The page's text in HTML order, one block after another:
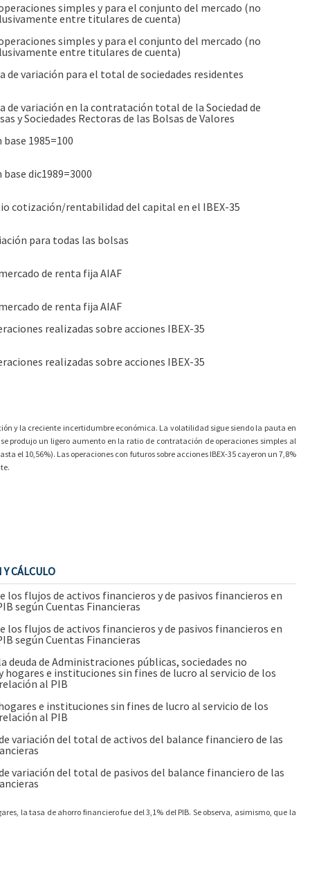
simples y para el conjunto del mercado (no
entre titulares de cuenta)
simples y para el conjunto del mercado (no
entre titulares de cuenta)
de variación para el total de sociedades residentes
de variación en la contratación total de la Sociedad de
y Sociedades Rectoras de las Bolsas de Valores
base 1985=100
base dic1989=3000
cotización/rentabilidad del capital en el IBEX-35
para todas las bolsas
de renta fija AIAF
de renta fija AIAF
realizadas sobre acciones IBEX-35
realizadas sobre acciones IBEX-35
y la creciente incertidumbre económica. La volatilidad sigue siendo la pauta en
produjo un ligero aumento en la ratio de contratación de operaciones simples al
el 10,56%). Las operaciones con futuros sobre acciones IBEX-35 cayeron un 7,8%
CÁLCULO
los flujos de activos financieros y de pasivos financieros en
según Cuentas Financieras
los flujos de activos financieros y de pasivos financieros en
según Cuentas Financieras
deuda de Administraciones públicas, sociedades no
hogares e instituciones sin fines de lucro al servicio de los
al PIB
e instituciones sin fines de lucro al servicio de los
al PIB
variación del total de activos del balance financiero de las
variación del total de pasivos del balance financiero de las
la tasa de ahorro financiero fue del 3,1% del PIB. Se observa, asimismo, que la